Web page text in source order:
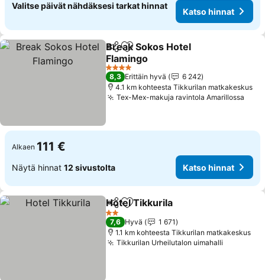
Valitse päivät nähdäksesi tarkat hinnat
Katso hinnat
Jaa Lisää suosikkeihin
Break Sokos Hotel
Flamingo
4 Tähtiluokitus
8,3 Erittäin hyvä
6 242
4.1 km kohteesta Tikkurilan matkakeskus
Tex-Mex-makuja ravintola Amarillossa
Alkaen 111 €
Näytä hinnat 12 sivustolta Katso hinnat
Jaa Lisää suosikkeihin
Hotel Tikkurila
2 Tähtiluokitus
7,6 Hyvä
1 671
1.1 km kohteesta Tikkurilan matkakeskus
Tikkurilan Urheilutalon uimahalli